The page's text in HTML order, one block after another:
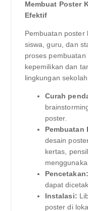
Membuat Poster
Efektif
Pembuatan poster
siswa, guru, dan
proses
kepemilikan dan
lingkungan sekolah.
Curah
poster.
Pembuatan
desain
kertas,
Pencetakan:
dapat
Instalasi:
poster di